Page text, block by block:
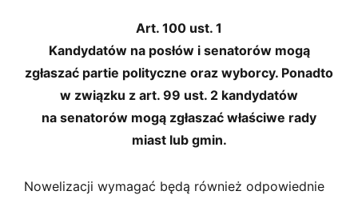
Art. 100 ust. 1
Kandydatów na posłów i senatorów mogą
zgłaszać partie polityczne oraz wyborcy. Ponadto
w związku z art. 99 ust. 2 kandydatów
na senatorów mogą zgłaszać właściwe rady
miast lub gmin.
Nowelizacji wymagać będą również odpowiednie